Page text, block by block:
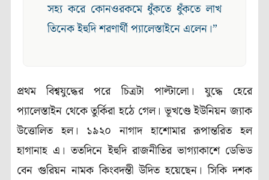
সহ্য করে কোনওরকমে ধুঁকতে ধুঁকতে লাখ
তিনেক ইহুদি শরণার্থী প্যালেস্তাইনে এলেন।”
প্রথম বিশ্বযুদ্ধের পরে চিত্রটা পাল্টালো। যুদ্ধে হেরে
প্যালেস্তাইন থেকে তুর্কিরা হঠে গেল। ভূখণ্ডে ইউনিয়ন জ্যাক
উত্তোলিত হল। ১৯২০ নাগাদ হাশোমার রূপান্তরিত হল
হাগানাহ এ। ততদিনে ইহুদি রাজনীতির ভাগ্যাকাশে ডেভিড
বেন গুরিয়ন নামক কিংবদন্তী উদিত হয়েছেন। সিকি দশক